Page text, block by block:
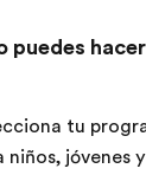
puedes
tu
niños, jóvenes